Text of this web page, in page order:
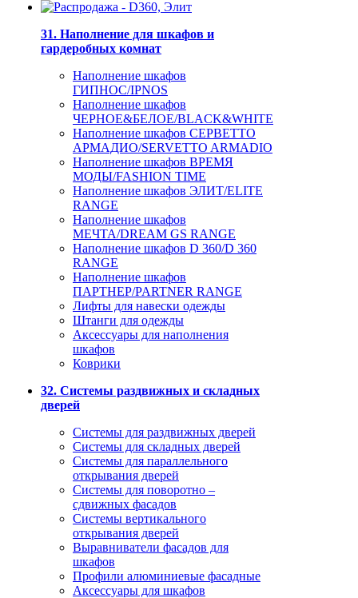
31. Наполнение для шкафов и
гардеробных комнат
Наполнение шкафов
ГИПНОС/IPNOS
Наполнение шкафов
ЧЕРНОЕ&БЕЛОЕ/BLACK&WHITE
Наполнение шкафов СЕРВЕТТО
АРМАДИО/SERVETTO ARMADIO
Наполнение шкафов ВРЕМЯ
МОДЫ/FASHION TIME
Наполнение шкафов ЭЛИТ/ELITE
RANGE
Наполнение шкафов
МЕЧТА/DREAM GS RANGE
Наполнение шкафов D 360/D 360
RANGE
Наполнение шкафов
ПАРТНЕР/PARTNER RANGE
Лифты для навески одежды
Штанги для одежды
Аксессуары для наполнения
шкафов
Коврики
32. Системы раздвижных и складных
дверей
Системы для раздвижных дверей
Системы для складных дверей
Системы для параллельного
открывания дверей
Системы для поворотно –
сдвижных фасадов
Системы вертикального
открывания дверей
Выравниватели фасадов для
шкафов
Профили алюминиевые фасадные
Аксессуары для шкафов